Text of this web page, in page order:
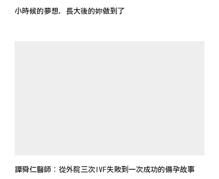
小時候的夢想，長大後的妳做到了
譚舜仁醫師：從外院三次IVF失敗到一次成功的備孕故事